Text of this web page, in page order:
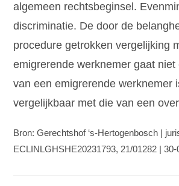
algemeen rechtsbeginsel.
discriminatie. De door de
procedure getrokken vergelijking
emigrerende werknemer gaat
van een emigrerende werknemer
vergelijkbaar met die van een
Bron: Gerechtshof ‘s-Hertogenbosch |
ECLINLGHSHE20231793, 21/01282 | 30-